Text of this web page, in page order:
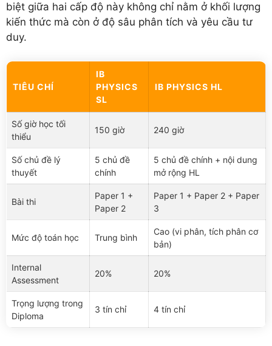
biệt giữa hai cấp độ này không chỉ nằm ở khối lượng
kiến thức mà còn ở độ sâu phân tích và yêu cầu tư
duy.
TIÊU CHÍ
IB
PHYSICS
SL
IB PHYSICS HL
Số giờ học tối
thiểu
150 giờ 240 giờ
Số chủ đề lý
thuyết
5 chủ đề
chính
5 chủ đề chính + nội dung
mở rộng HL
Bài thi
Paper 1 +
Paper 2
Paper 1 + Paper 2 + Paper
3
Mức độ toán học Trung bình
Cao (vi phân, tích phân cơ
bản)
Internal
Assessment
20% 20%
Trọng lượng trong
Diploma
3 tín chỉ 4 tín chỉ